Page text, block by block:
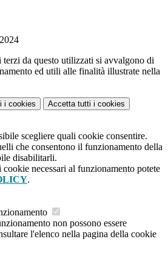
da questo utilizzati si avvalgono di
ed utili alle finalità illustrate nella
i cookies Accetta tutti i cookies
scegliere quali cookie consentire.
che consentono il funzionamento della
disabilitarli.
necessari al funzionamento potete
.
non possono essere
l'elenco nella pagina della cookie